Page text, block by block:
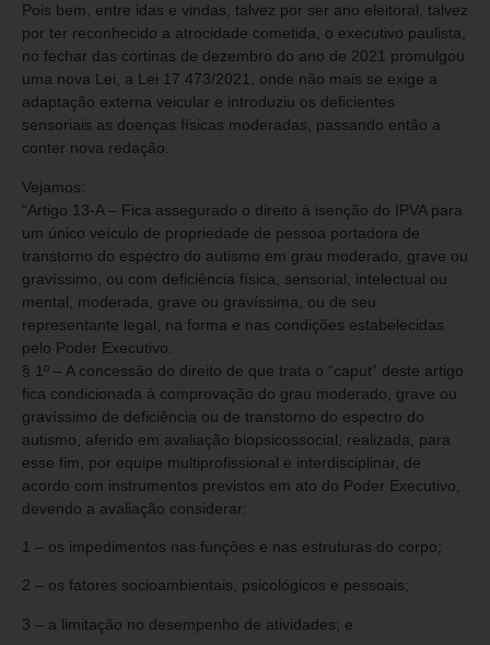
Pois bem, entre idas e vindas, talvez por ser ano eleitoral, talvez
por ter reconhecido a atrocidade cometida, o executivo paulista,
no fechar das cortinas de dezembro do ano de 2021 promulgou
uma nova Lei, a Lei 17.473/2021, onde não mais se exige a
adaptação externa veicular e introduziu os deficientes
sensoriais as doenças físicas moderadas, passando então a
conter nova redação.
Vejamos:
“Artigo 13-A – Fica assegurado o direito à isenção do IPVA para
um único veículo de propriedade de pessoa portadora de
transtorno do espectro do autismo em grau moderado, grave ou
gravíssimo, ou com deficiência física, sensorial, intelectual ou
mental, moderada, grave ou gravíssima, ou de seu
representante legal, na forma e nas condições estabelecidas
pelo Poder Executivo.
§ 1º – A concessão do direito de que trata o “caput” deste artigo
fica condicionada à comprovação do grau moderado, grave ou
gravíssimo de deficiência ou de transtorno do espectro do
autismo, aferido em avaliação biopsicossocial, realizada, para
esse fim, por equipe multiprofissional e interdisciplinar, de
acordo com instrumentos previstos em ato do Poder Executivo,
devendo a avaliação considerar:
1 – os impedimentos nas funções e nas estruturas do corpo;
2 – os fatores socioambientais, psicológicos e pessoais;
3 – a limitação no desempenho de atividades; e